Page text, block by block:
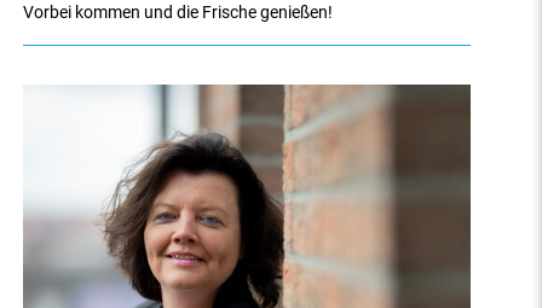
Vorbei kommen und die Frische genießen!